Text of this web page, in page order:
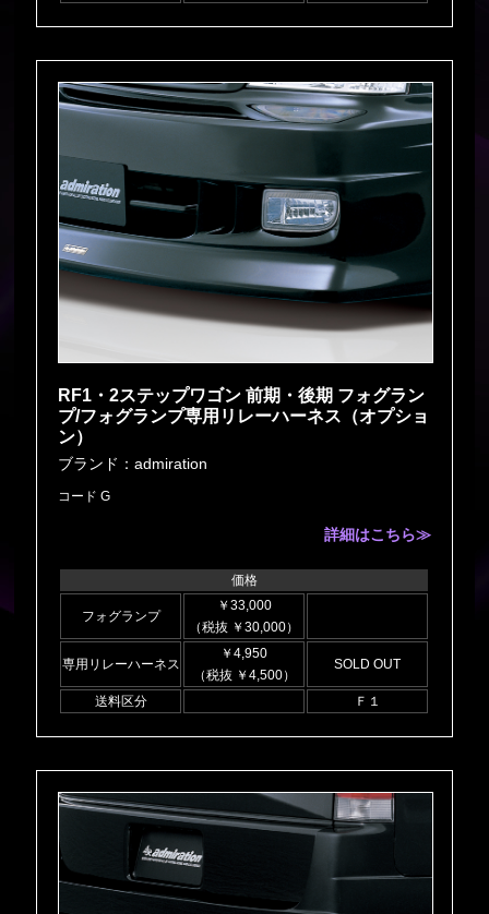
RF1・2ステップワゴン 前期・後期 フォグラン
プ/フォグランプ専用リレーハーネス（オプショ
ン）
ブランド：admiration
コード G
詳細はこちら≫
価格
フォグランプ
￥33,000
（税抜 ￥30,000）
専用リレーハーネス
￥4,950
（税抜 ￥4,500）
SOLD OUT
送料区分 Ｆ１